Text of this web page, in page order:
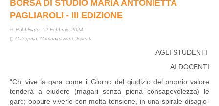
BORSA DI STUDIO MARIA ANTONIETTA
PAGLIAROLI - III EDIZIONE
Pubblicato: 12 Febbraio 2024
Categoria: Comunicazioni Docenti
AGLI STUDENTI
AI DOCENTI
“Chi vive la gara come il Giorno del giudizio del proprio valore
tenderà a eludere (magari senza piena consapevolezza) le
gare; oppure viverle con molta tensione, in una spirale disagio-